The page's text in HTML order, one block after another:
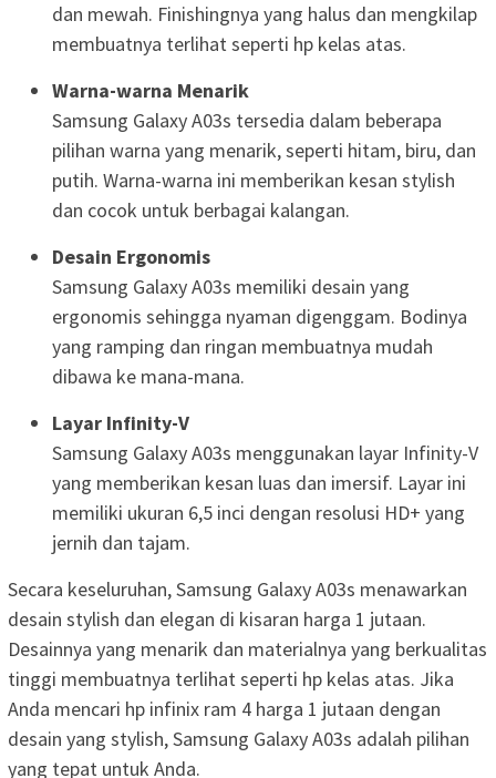
dan mewah. Finishingnya yang halus dan mengkilap
membuatnya terlihat seperti hp kelas atas.
Warna-warna Menarik
Samsung Galaxy A03s tersedia dalam beberapa
pilihan warna yang menarik, seperti hitam, biru, dan
putih. Warna-warna ini memberikan kesan stylish
dan cocok untuk berbagai kalangan.
Desain Ergonomis
Samsung Galaxy A03s memiliki desain yang
ergonomis sehingga nyaman digenggam. Bodinya
yang ramping dan ringan membuatnya mudah
dibawa ke mana-mana.
Layar Infinity-V
Samsung Galaxy A03s menggunakan layar Infinity-V
yang memberikan kesan luas dan imersif. Layar ini
memiliki ukuran 6,5 inci dengan resolusi HD+ yang
jernih dan tajam.
Secara keseluruhan, Samsung Galaxy A03s menawarkan
desain stylish dan elegan di kisaran harga 1 jutaan.
Desainnya yang menarik dan materialnya yang berkualitas
tinggi membuatnya terlihat seperti hp kelas atas. Jika
Anda mencari hp infinix ram 4 harga 1 jutaan dengan
desain yang stylish, Samsung Galaxy A03s adalah pilihan
yang tepat untuk Anda.